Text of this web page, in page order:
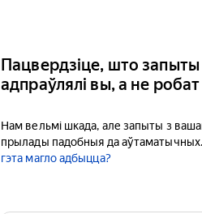
Пацвердзіце, што запыты
адпраўлялі вы, а не робат
Нам вельмі шкада, але запыты з
прылады падобныя да аўтаматычных.
гэта магло адбыцца?